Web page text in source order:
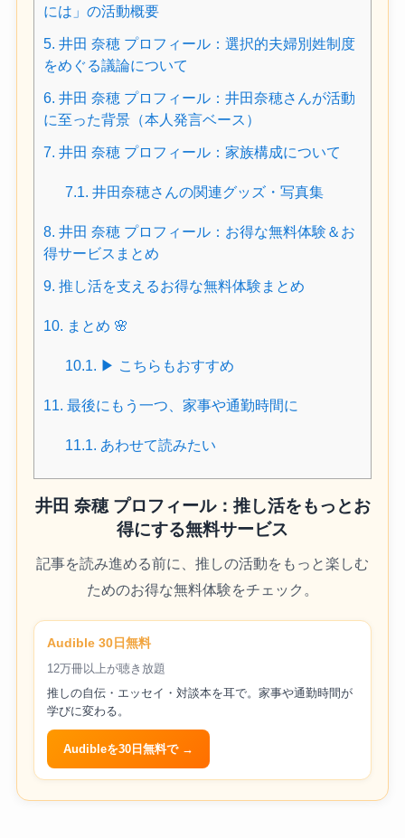
には」の活動概要
5. 井田 奈穂 プロフィール：選択的夫婦別姓制度
をめぐる議論について
6. 井田 奈穂 プロフィール：井田奈穂さんが活動
に至った背景（本人発言ベース）
7. 井田 奈穂 プロフィール：家族構成について
7.1. 井田奈穂さんの関連グッズ・写真集
8. 井田 奈穂 プロフィール：お得な無料体験＆お
得サービスまとめ
9. 推し活を支えるお得な無料体験まとめ
10. まとめ 🌸
10.1. ▶ こちらもおすすめ
11. 最後にもう一つ、家事や通勤時間に
11.1. あわせて読みたい
井田 奈穂 プロフィール：推し活をもっとお
得にする無料サービス
記事を読み進める前に、推しの活動をもっと楽しむ
ためのお得な無料体験をチェック。
Audible 30日無料
12万冊以上が聴き放題
推しの自伝・エッセイ・対談本を耳で。家事や通勤時間が
学びに変わる。
Audibleを30日無料で →